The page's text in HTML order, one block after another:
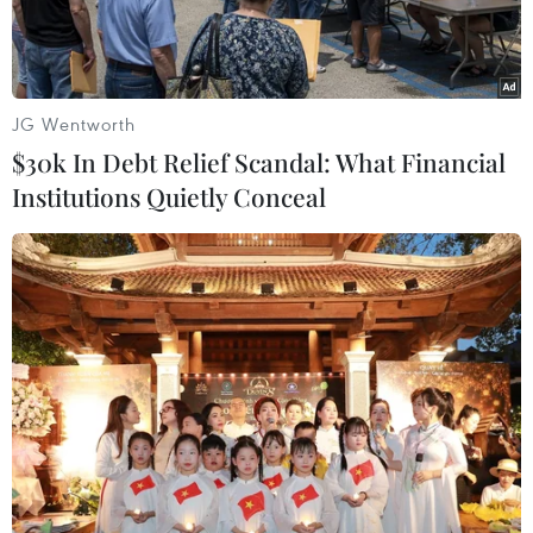
Chi nhánh NHCSXH tỉnh Lâm Đồng giải ngân nguồn vốn kịp
thời đến các đối tượng thụ hưởng ngay tại điểm giao dịch xã.
(Ảnh: Vietnam+)
Trong những năm qua, nguồn vốn ưu đãi của
Ngân hàng Chính sách xã hội đã và đang là công
JG Wentworth
$30k In Debt Relief Scandal: What Financial
Institutions Quietly Conceal